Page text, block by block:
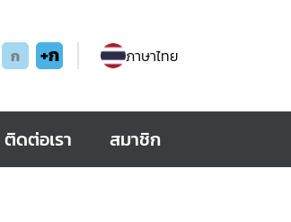
ก +ก ภาษาไทย
ติดต่อเรา สมาชิก